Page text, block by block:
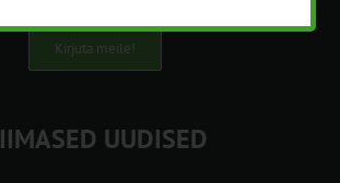
Kirjuta meile!
UUDISED